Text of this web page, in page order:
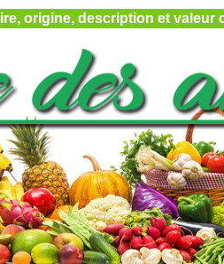
origine, description et valeur